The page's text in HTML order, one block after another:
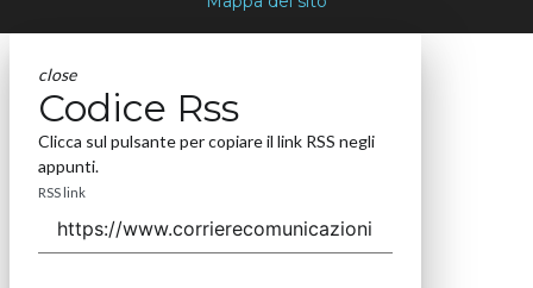
close
Codice Rss
Clicca sul pulsante per copiare il link RSS negli
appunti.
RSS link